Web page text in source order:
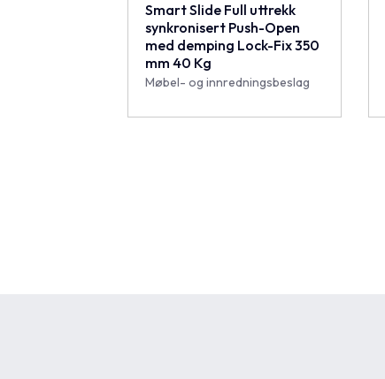
Smart Slide Full uttrekk
synkronisert Push-Open
med demping Lock-Fix 350
mm 40 Kg
Møbel- og innredningsbeslag